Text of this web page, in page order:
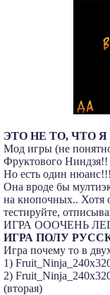
ЭТО НЕ ТО, ЧТО
Мод игры (не
Фруктового
Но есть один нюанс!!!
Она вроде бы
на кнопочных.. Хотя
тестируйте,
ИГРА ОООЧЕНЬ
ИГРА ПОЛУ
Игра почему то в
1)
2)
(вторая)